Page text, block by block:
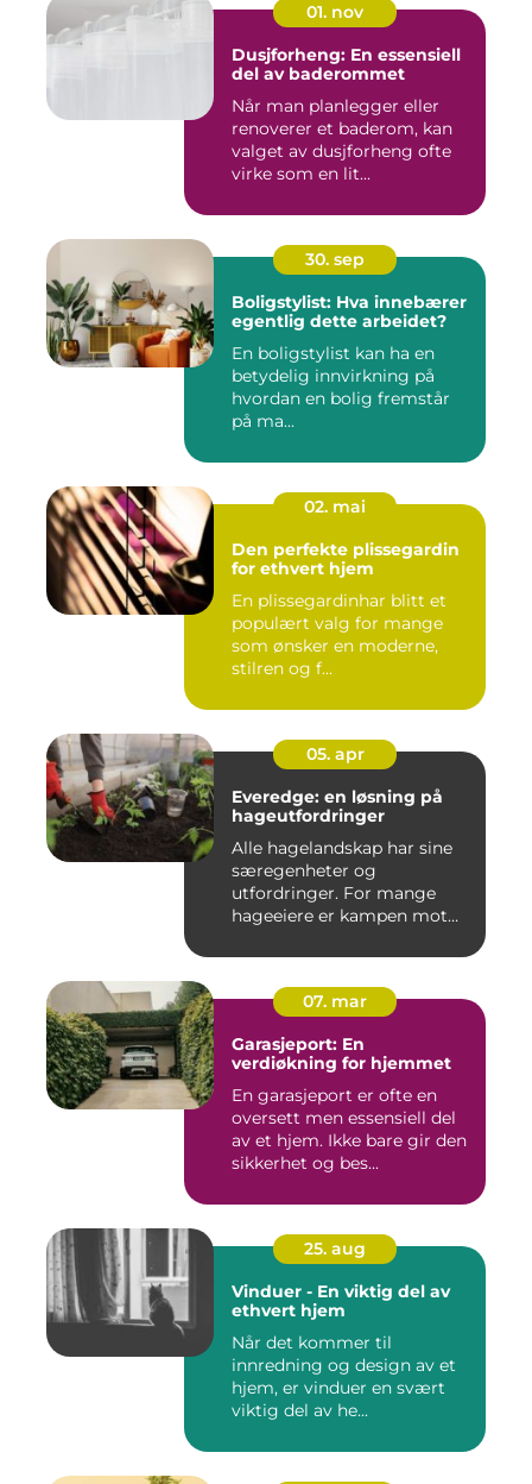
01. nov
Dusjforheng: En essensiell
del av baderommet
Når man planlegger eller
renoverer et baderom, kan
valget av dusjforheng ofte
virke som en lit...
30. sep
Boligstylist: Hva innebærer
egentlig dette arbeidet?
En boligstylist kan ha en
betydelig innvirkning på
hvordan en bolig fremstår
på ma...
02. mai
Den perfekte plissegardin
for ethvert hjem
En plissegardinhar blitt et
populært valg for mange
som ønsker en moderne,
stilren og f...
05. apr
Everedge: en løsning på
hageutfordringer
Alle hagelandskap har sine
særegenheter og
utfordringer. For mange
hageeiere er kampen mot
07. mar
Garasjeport: En
verdiøkning for hjemmet
En garasjeport er ofte en
oversett men essensiell del
av et hjem. Ikke bare gir den
sikkerhet og bes...
25. aug
Vinduer - En viktig del av
ethvert hjem
Når det kommer til
innredning og design av et
hjem, er vinduer en svært
viktig del av he...